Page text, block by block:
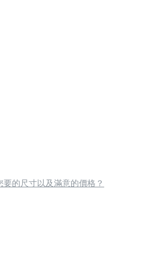
要的尺寸以及滿意的價格？